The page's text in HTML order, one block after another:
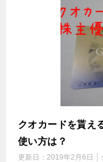
クオカードを貰え
使い方は？
更新日： 2019年2月6日